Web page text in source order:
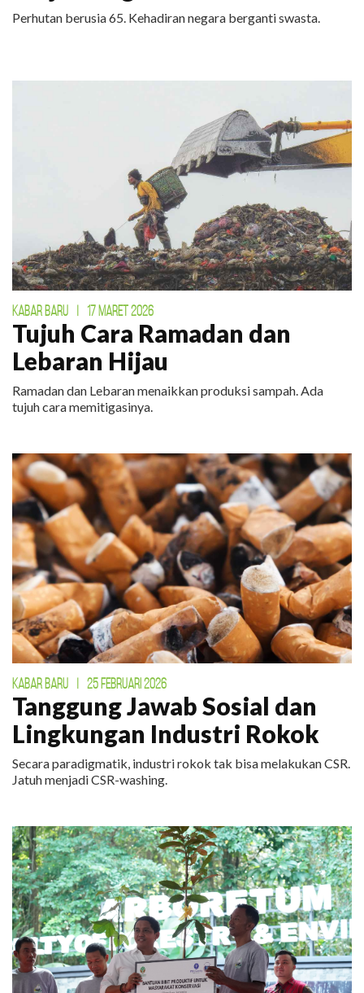
Perhutan berusia 65. Kehadiran negara berganti swasta.
KABAR BARU 17 MARET 2026
Tujuh Cara Ramadan dan
Lebaran Hijau
Ramadan dan Lebaran menaikkan produksi sampah. Ada
tujuh cara memitigasinya.
KABAR BARU 25 FEBRUARI 2026
Tanggung Jawab Sosial dan
Lingkungan Industri Rokok
Secara paradigmatik, industri rokok tak bisa melakukan CSR.
Jatuh menjadi CSR-washing.